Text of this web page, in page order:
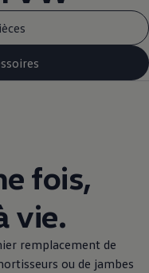
fois,
vie.
remplacement de
ou de jambes